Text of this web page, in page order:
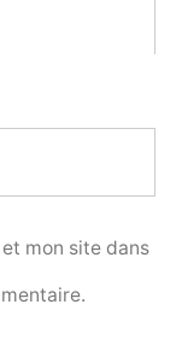
mon site dans